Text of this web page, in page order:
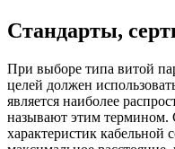
Стандарты,
При выборе типа витой
целей должен
является наиболее
называют этим термином.
характеристик кабельной